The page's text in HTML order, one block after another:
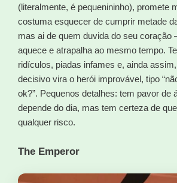
(literalmente, é pequenininho), promete
costuma esquecer de cumprir metade
mas ai de quem duvida do seu
aquece e atrapalha ao mesmo tempo.
ridículos, piadas infames e, ainda
decisivo vira o herói improvável, tipo
ok?”. Pequenos detalhes: tem pavor
depende do dia, mas tem certeza de
qualquer risco.
The Emperor